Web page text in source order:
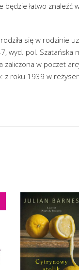
łatwo znaleźć
się w rodzinie
wyd. pol. Szatańska
w poczet
z roku 1939 w